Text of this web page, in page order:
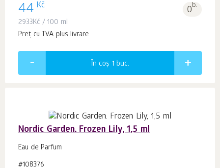
44 Kč 0b.
2933Kč / 100 ml
Preț cu TVA plus livrare
În coș 1 buc.
Nordic Garden. Frozen Lily, 1,5 ml
Eau de Parfum
#108376